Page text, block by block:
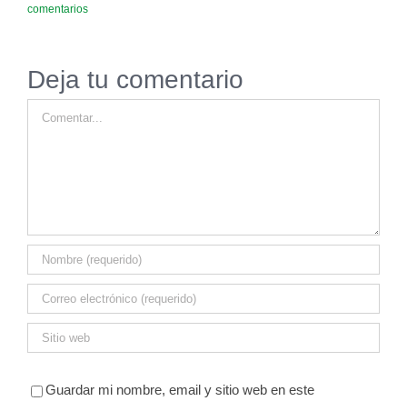
comentarios
Deja tu comentario
Guardar mi nombre, email y sitio web en este